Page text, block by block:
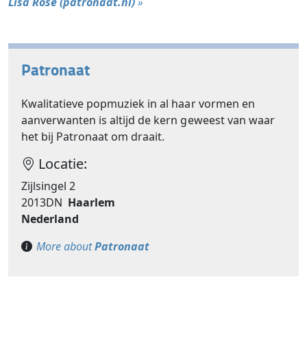
Patronaat
Kwalitatieve popmuziek in al haar vormen en
aanverwanten is altijd de kern geweest van waar
het bij Patronaat om draait.
Locatie:
Zijlsingel 2
2013DN Haarlem
Nederland
More aboutPatronaat